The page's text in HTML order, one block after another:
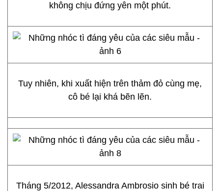
không chịu đứng yên một phút.
Tuy nhiên, khi xuất hiện trên thảm đỏ cùng mẹ,
cô bé lại khá bẽn lẽn.
Tháng 5/2012, Alessandra Ambrosio sinh bé trai